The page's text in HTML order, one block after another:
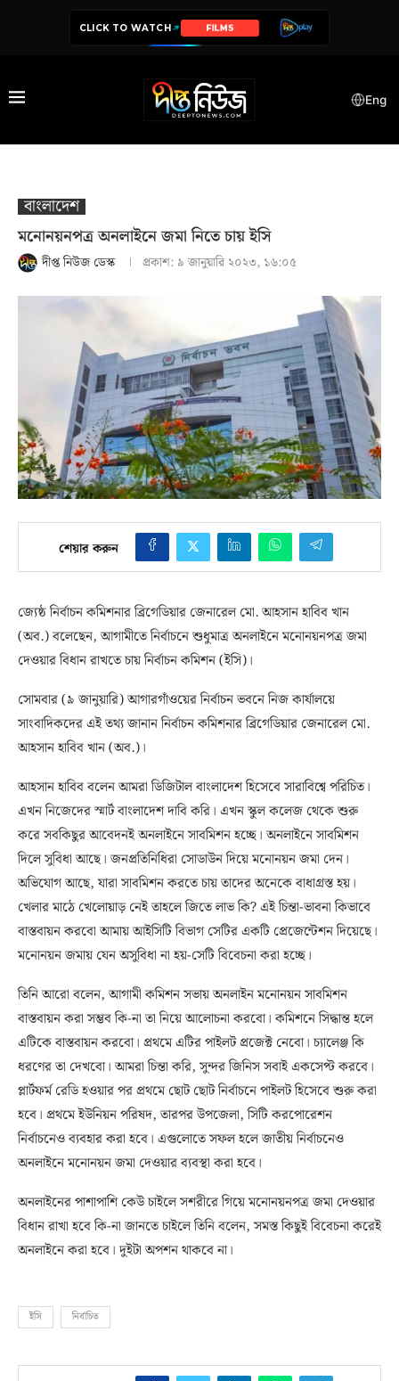
CLICK TO WATCH SERIES
Eng
বাংলাদেশ
মনোনয়নপত্র অনলাইনে জমা নিতে চায় ইসি
দীপ্ত নিউজ ডেস্ক প্রকাশ: ৯ জানুয়ারি ২০২৩, ১৬:০৫
শেয়ার করুন
জ্যেষ্ঠ নির্বাচন কমিশনার ব্রিগেডিয়ার জেনারেল মো. আহসান হাবিব খান
(অব.) বলেছেন, আগামীতে নির্বাচনে শুধুমাত্র অনলাইনে মনোনয়নপত্র জমা
দেওয়ার বিধান রাখতে চায় নির্বাচন কমিশন (ইসি)।
সোমবার (৯ জানুয়ারি) আগারগাঁওয়ের নির্বাচন ভবনে নিজ কার্যালয়ে
সাংবাদিকদের এই তথ্য জানান নির্বাচন কমিশনার ব্রিগেডিয়ার জেনারেল মো.
আহসান হাবিব খান (অব.)।
আহসান হাবিব বলেন আমরা ডিজিটাল বাংলাদেশ হিসেবে সারাবিশ্বে পরিচিত।
এখন নিজেদের স্মার্ট বাংলাদেশ দাবি করি। এখন স্কুল কলেজ থেকে শুরু
করে সবকিছুর আবেদনই অনলাইনে সাবমিশন হচ্ছে। অনলাইনে সাবমিশন
দিলে সুবিধা আছে। জনপ্রতিনিধিরা সোডাউন দিয়ে মনোনয়ন জমা দেন।
অভিযোগ আছে, যারা সাবমিশন করতে চায় তাদের অনেকে বাধাগ্রস্ত হয়।
খেলার মাঠে খেলোয়াড় নেই তাহলে জিতে লাভ কি? এই চিন্তা-ভাবনা কিভাবে
বাস্তবায়ন করবো আমায় আইসিটি বিভাগ সেটির একটি প্রেজেন্টেশন দিয়েছে।
মনোনয়ন জমায় যেন অসুবিধা না হয়-সেটি বিবেচনা করা হচ্ছে।
তিনি আরো বলেন, আগামী কমিশন সভায় অনলাইন মনোনয়ন সাবমিশন
বাস্তবায়ন করা সম্ভব কি-না তা নিয়ে আলোচনা করবো। কমিশনে সিদ্ধান্ত হলে
এটিকে বাস্তবায়ন করবো। প্রথমে এটির পাইলট প্রজেক্ট নেবো। চ্যালেঞ্জ কি
ধরণের তা দেখবো। আমরা চিন্তা করি, সুন্দর জিনিস সবাই একসেপ্ট করবে।
প্লার্টফর্ম রেডি হওয়ার পর প্রথমে ছোট ছোট নির্বাচনে পাইলট হিসেবে শুরু করা
হবে। প্রথমে ইউনিয়ন পরিষদ, তারপর উপজেলা, সিটি করপোরেশন
নির্বাচনেও ব্যবহার করা হবে। এগুলোতে সফল হলে জাতীয় নির্বাচনেও
অনলাইনে মনোনয়ন জমা দেওয়ার ব্যবস্থা করা হবে।
অনলাইনের পাশাপাশি কেউ চাইলে সশরীরে গিয়ে মনোনয়নপত্র জমা দেওয়ার
বিধান রাখা হবে কি-না জানতে চাইলে তিনি বলেন, সমস্ত কিছুই বিবেচনা করেই
অনলাইনে করা হবে। দুইটা অপশন থাকবে না।
ইসি নির্বাচিত